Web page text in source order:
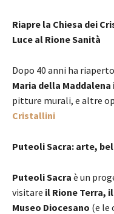
Riapre la Chiesa dei
Luce al Rione Sanità
Dopo 40 anni ha
Maria della
pitture murali, e altre
Cristallini
Puteoli Sacra: arte,
Puteoli Sacra è un
visitare il Rione Terra,
Museo Diocesano (e le